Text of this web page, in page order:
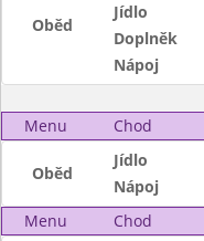
Oběd
Jídlo
Doplněk
Nápoj
Menu Chod
Oběd
Jídlo
Nápoj
Menu
Chod